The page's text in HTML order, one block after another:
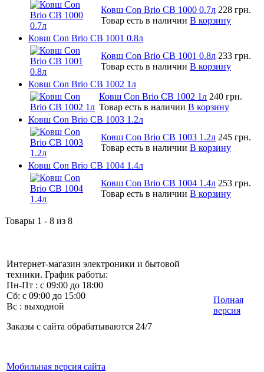
Ковш Con Brio CB 1000 0.7л 228 грн.
Товар есть в наличии В корзину
Ковш Con Brio CB 1001 0.8л
Ковш Con Brio CB 1001 0.8л 233 грн.
Товар есть в наличии В корзину
Ковш Con Brio CB 1002 1л
Ковш Con Brio CB 1002 1л 240 грн.
Товар есть в наличии В корзину
Ковш Con Brio CB 1003 1.2л
Ковш Con Brio CB 1003 1.2л 245 грн.
Товар есть в наличии В корзину
Ковш Con Brio CB 1004 1.4л
Ковш Con Brio CB 1004 1.4л 253 грн.
Товар есть в наличии В корзину
Товары 1 - 8 из 8
Интернет-магазин электроники и бытовой
техники. График работы:
Пн-Пт : с 09:00 до 18:00
Сб: с 09:00 до 15:00
Вс : выходной
Заказы с сайта обрабатываются 24/7
Мобильная версия сайта
Полная
версия